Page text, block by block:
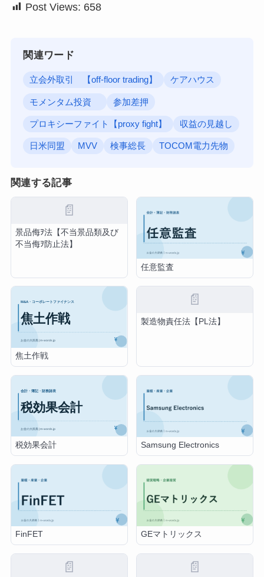
Post Views: 658
関連ワード
立会外取引 【off-floor trading】 ケアハウス
モメンタム投資 参加差押
プロキシーファイト【proxy fight】 収益の見越し
日米同盟 MVV 検事総長 TOCOM電力先物
関連する記事
📄
景品侮ｦ法【不当景品類及び
不当侮ｦ防止法】
任意監査
焦土作戦
📄
製造物責任法【PL法】
税効果会計 Samsung Electronics
FinFET GEマトリックス
📄 📄